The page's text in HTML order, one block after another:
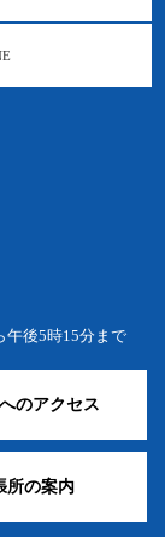
午後5時15分まで
のアクセス
所の案内